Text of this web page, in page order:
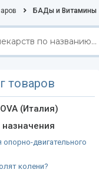
БАДы и Витамины
товаров
(Италия)
опорно-двигательного
колени?